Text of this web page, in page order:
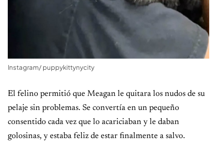
Instagram/ puppykittynycity
El felino permitió que Meagan le quitara los nudos de su
pelaje sin problemas. Se convertía en un pequeño
consentido cada vez que lo acariciaban y le daban
golosinas, y estaba feliz de estar finalmente a salvo.